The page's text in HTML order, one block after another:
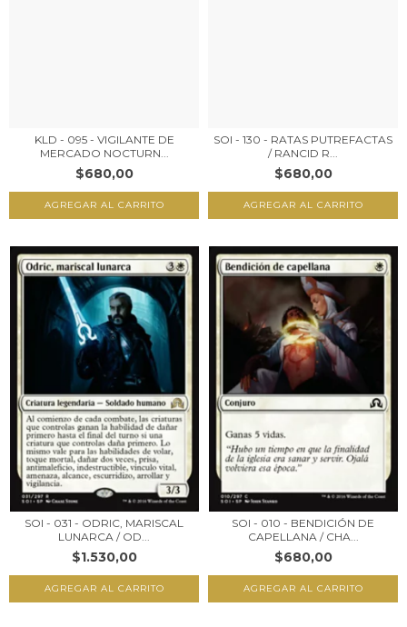
KLD - 095 - VIGILANTE DE
MERCADO NOCTURN...
$680,00
SOI - 130 - RATAS PUTREFACTAS
/ RANCID R...
$680,00
SOI - 031 - ODRIC, MARISCAL
LUNARCA / OD...
$1.530,00
SOI - 010 - BENDICIÓN DE
CAPELLANA / CHA...
$680,00